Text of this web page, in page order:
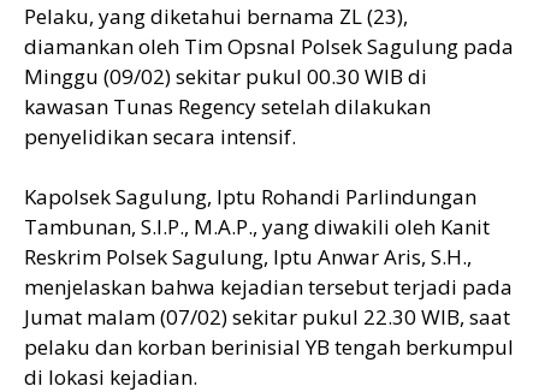
Pelaku, yang diketahui bernama ZL (23),
diamankan oleh Tim Opsnal Polsek Sagulung pada
Minggu (09/02) sekitar pukul 00.30 WIB di
kawasan Tunas Regency setelah dilakukan
penyelidikan secara intensif.
Kapolsek Sagulung, Iptu Rohandi Parlindungan
Tambunan, S.I.P., M.A.P., yang diwakili oleh Kanit
Reskrim Polsek Sagulung, Iptu Anwar Aris, S.H.,
menjelaskan bahwa kejadian tersebut terjadi pada
Jumat malam (07/02) sekitar pukul 22.30 WIB, saat
pelaku dan korban berinisial YB tengah berkumpul
di lokasi kejadian.